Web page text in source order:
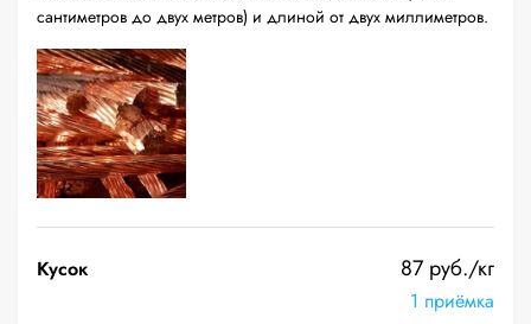
сантиметров до двух метров) и длиной от двух миллиметров.
Кусок 87 руб./кг
1 приёмка